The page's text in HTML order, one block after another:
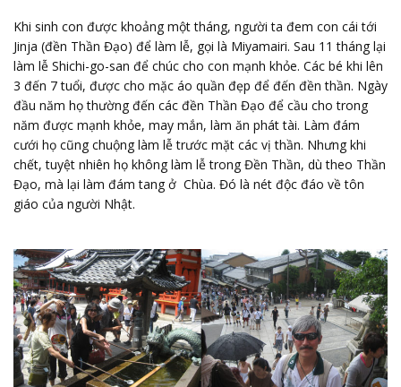
Khi sinh con được khoảng một tháng, người ta đem con cái tới
Jinja (đền Thần Đạo) để làm lễ, gọi là Miyamairi. Sau 11 tháng lại
làm lễ Shichi-go-san để chúc cho con mạnh khỏe. Các bé khi lên
3 đến 7 tuổi, được cho mặc áo quần đẹp để đến đền thần. Ngày
đầu năm họ thường đến các đền Thần Đạo để cầu cho trong
năm được mạnh khỏe, may mắn, làm ăn phát tài. Làm đám
cưới họ cũng chuộng làm lễ trước mặt các vị thần. Nhưng khi
chết, tuyệt nhiên họ không làm lễ trong Đền Thần, dù theo Thần
Đạo, mà lại làm đám tang ở Chùa. Đó là nét độc đáo về tôn
giáo của người Nhật.